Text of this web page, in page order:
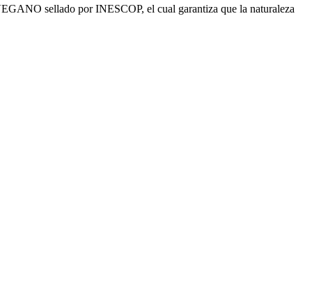
sellado por INESCOP, el cual garantiza que la naturaleza